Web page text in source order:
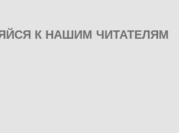
К НАШИМ ЧИТАТЕЛЯМ